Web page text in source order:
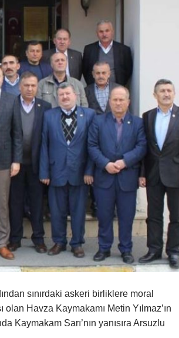
sınırdaki askeri birliklere moral
Havza Kaymakamı Metin Yılmaz’ın
Kaymakam Sarı’nın yanısıra Arsuzlu